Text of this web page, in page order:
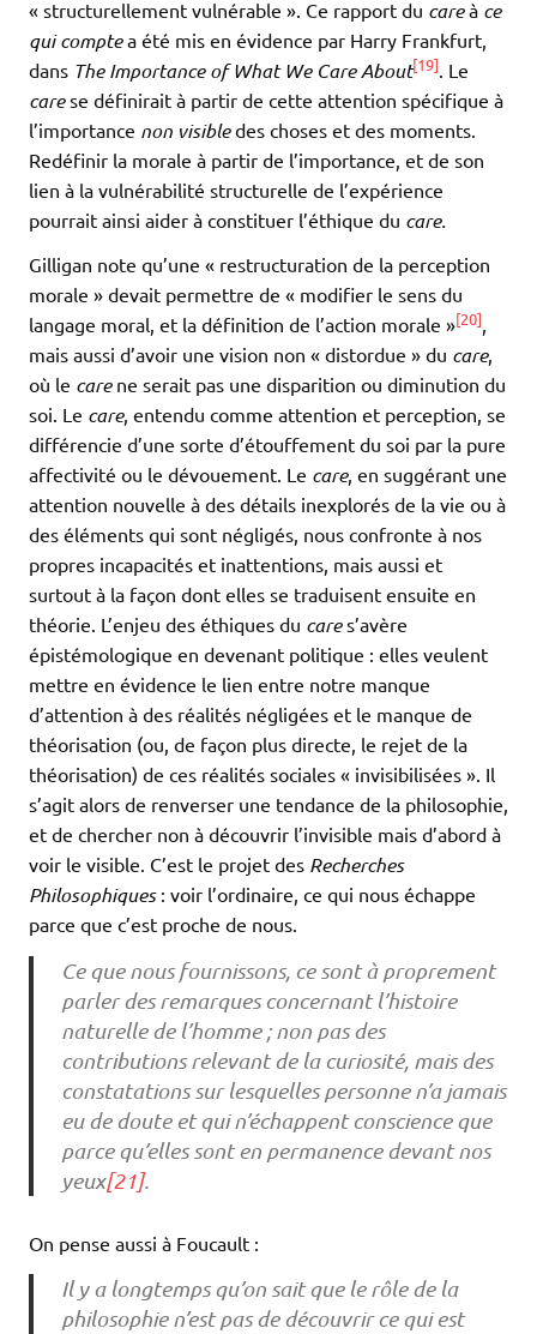
« structurellement vulnérable ». Ce rapport du careà ce
qui comptea été mis en évidence par Harry Frankfurt,
dans The Importance of What We Care About[19]. Le
carese définirait à partir de cette attention spécifique à
l’importance non visibledes choses et des moments.
Redéfinir la morale à partir de l’importance, et de son
lien à la vulnérabilité structurelle de l’expérience
pourrait ainsi aider à constituer l’éthique du care.
Gilligan note qu’une « restructuration de la perception
morale » devait permettre de « modifier le sens du
langage moral, et la définition de l’action morale »[20],
mais aussi d’avoir une vision non « distordue » du care,
où le carene serait pas une disparition ou diminution du
soi. Le care, entendu comme attention et perception, se
différencie d’une sorte d’étouffement du soi par la pure
affectivité ou le dévouement. Le care, en suggérant une
attention nouvelle à des détails inexplorés de la vie ou à
des éléments qui sont négligés, nous confronte à nos
propres incapacités et inattentions, mais aussi et
surtout à la façon dont elles se traduisent ensuite en
théorie. L’enjeu des éthiques du cares’avère
épistémologique en devenant politique : elles veulent
mettre en évidence le lien entre notre manque
d’attention à des réalités négligées et le manque de
théorisation (ou, de façon plus directe, le rejet de la
théorisation) de ces réalités sociales « invisibilisées ». Il
s’agit alors de renverser une tendance de la philosophie,
et de chercher non à découvrir l’invisible mais d’abord à
voir le visible. C’est le projet des Recherches
Philosophiques: voir l’ordinaire, ce qui nous échappe
parce que c’est proche de nous.
Ce que nous fournissons, ce sont à proprement
parler des remarques concernant l’histoire
naturelle de l’homme ; non pas des
contributions relevant de la curiosité, mais des
constatations sur lesquelles personne n’a jamais
eu de doute et qui n’échappent conscience que
parce qu’elles sont en permanence devant nos
yeux[21].
On pense aussi à Foucault :
Il y a longtemps qu’on sait que le rôle de la
philosophie n’est pas de découvrir ce qui est